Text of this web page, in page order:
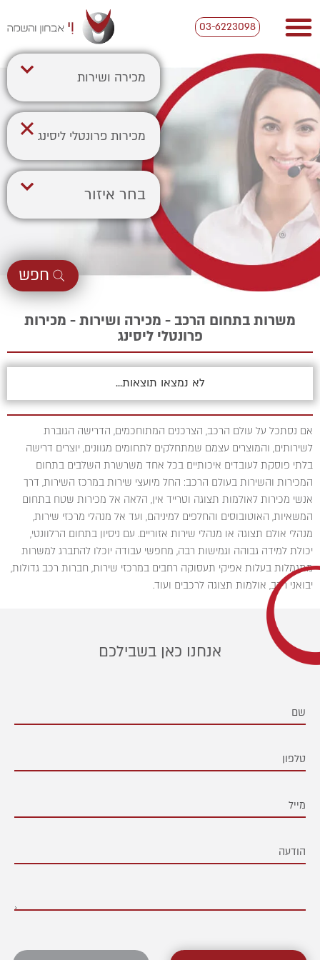
03-6223098
מכירה ושירות
מכירות פרונטלי ליסינג
בחר איזור
חפש
משרות בתחום הרכב - מכירה ושירות - מכירות
פרונטלי ליסינג
לא נמצאו תוצאות...
אם נסתכל על עולם הרכב, הצרכנים המתוחכמים, הדרישה הגוברת
לשירותים, והמוצרים עצמם שמתחלקים לתחומים מגוונים, יוצרים דרישה
בלתי פוסקת לעובדים איכותיים בכל אחד משרשרת השלבים בתחום
המכירות והשירות בעולם הרכב: החל מיועצי שירות במרכז השירות, דרך
אנשי מכירות לאולמות תצוגה וטרייד אין, הלאה אל מכירות שטח בתחום
המשאיות, האוטובוסים והחלפים למיניהם, ועד אל מנהלי מרכזי שירות,
מנהלי אולם תצוגה או מנהלי שירות אזוריים. עם ניסיון בתחום הרלוונטי,
יכולת למידה גבוהה וגמישות רבה, מחפשי עבודה יוכלו להתברג למשרות
מתגמלות בעלות אפיקי תעסוקה רחבים במרכזי שירות, חברות רכב גדולות,
יבואני רכב, אולמות תצוגה לרכבים ועוד.
אנחנו כאן בשבילכם